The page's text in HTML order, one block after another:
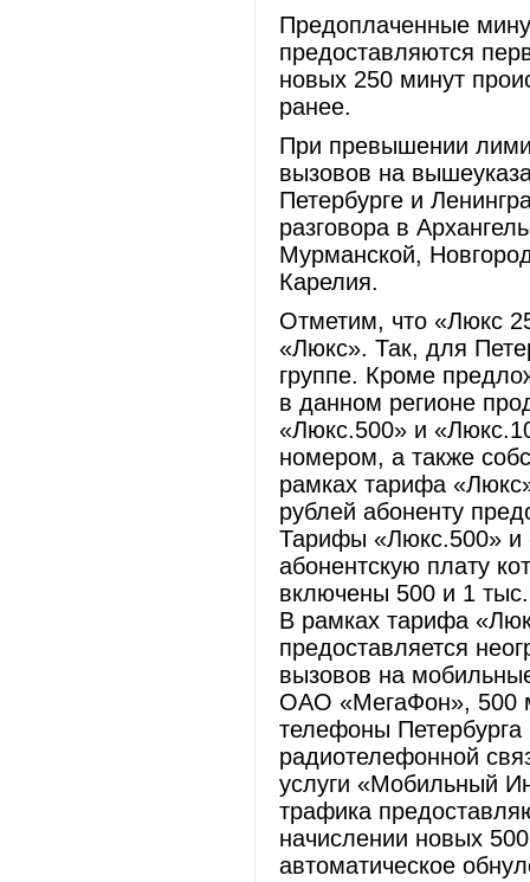
Предоплаченные
предоставляются
новых 250 минут
ранее.
При превышении
вызовов на
Петербурге и
разговора в
Мурманской,
Карелия.
Отметим, что «Люкс
«Люкс». Так, для
группе. Кроме
в данном регионе
«Люкс.500» и
номером, а также
рамках тарифа
рублей абоненту
Тарифы «Люкс.500» и
абонентскую плату
включены 500 и 1
В рамках тарифа
предоставляется
вызовов на
ОАО «МегаФон», 500
телефоны
радиотелефонной
услуги «Мобильный
трафика
начислении новых
автоматическое